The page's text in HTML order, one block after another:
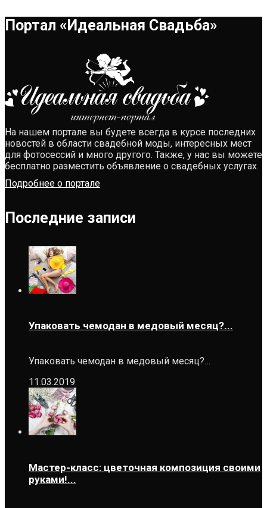
Портал «Идеальная Свадьба»
На нашем портале вы будете всегда в курсе последних
новостей в области свадебной моды, интересных мест
для фотосессий и много другого. Также, у нас вы можете
бесплатно разместить объявление о свадебных услугах.
Подробнее о портале
Последние записи
Упаковать чемодан в медовый месяц?...
Упаковать чемодан в медовый месяц?…
11.03.2019
Мастер-класс: цветочная композиция своими
руками!...